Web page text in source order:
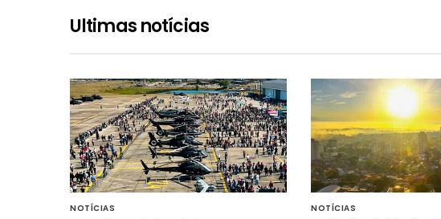
Ultimas notícias
NOTÍCIAS NOTÍCIAS